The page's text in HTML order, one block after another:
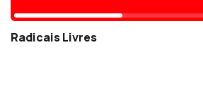
Radicais Livres